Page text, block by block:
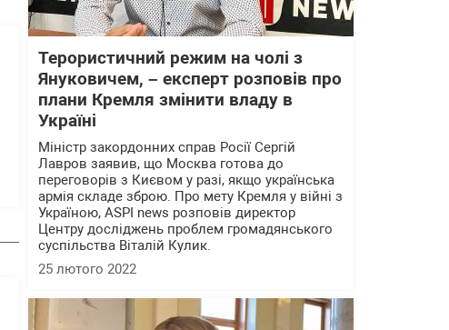
Терористичний режим на чолі з
Януковичем, – експерт розповів про
плани Кремля змінити владу в
Україні
Міністр закордонних справ Росії Сергій
Лавров заявив, що Москва готова до
переговорів з Києвом у разі, якщо українська
армія складе зброю. Про мету Кремля у війні з
Україною, ASPI news розповів директор
Центру досліджень проблем громадянського
суспільства Віталій Кулик.
25 лютого 2022